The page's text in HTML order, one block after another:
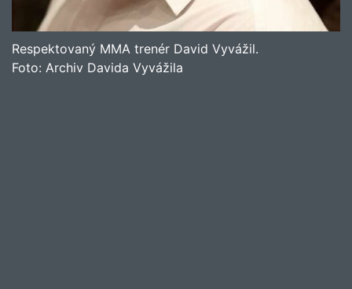
Respektovaný MMA trenér David Vyvážil.
Foto: Archiv Davida Vyvážila